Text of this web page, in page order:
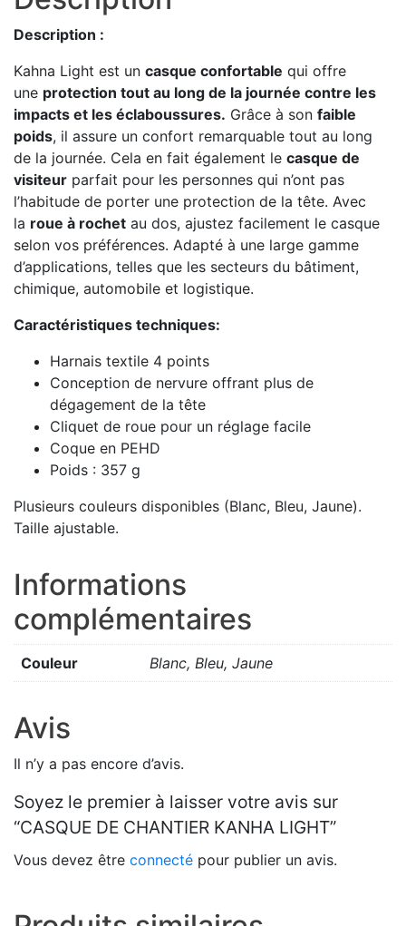
Description :
Kahna Light est un casque confortable qui offre
une protection tout au long de la journée contre les
impacts et les éclaboussures. Grâce à son faible
poids, il assure un confort remarquable tout au long
de la journée. Cela en fait également le casque de
visiteur parfait pour les personnes qui n’ont pas
l’habitude de porter une protection de la tête. Avec
la roue à rochet au dos, ajustez facilement le casque
selon vos préférences. Adapté à une large gamme
d’applications, telles que les secteurs du bâtiment,
chimique, automobile et logistique.
Caractéristiques techniques:
Harnais textile 4 points
Conception de nervure offrant plus de
dégagement de la tête
Cliquet de roue pour un réglage facile
Coque en PEHD
Poids : 357 g
Plusieurs couleurs disponibles (Blanc, Bleu, Jaune).
Taille ajustable.
Informations
complémentaires
Couleur Blanc, Bleu, Jaune
Avis
Il n’y a pas encore d’avis.
Soyez le premier à laisser votre avis sur
“CASQUE DE CHANTIER KANHA LIGHT”
Vous devez être connecté pour publier un avis.